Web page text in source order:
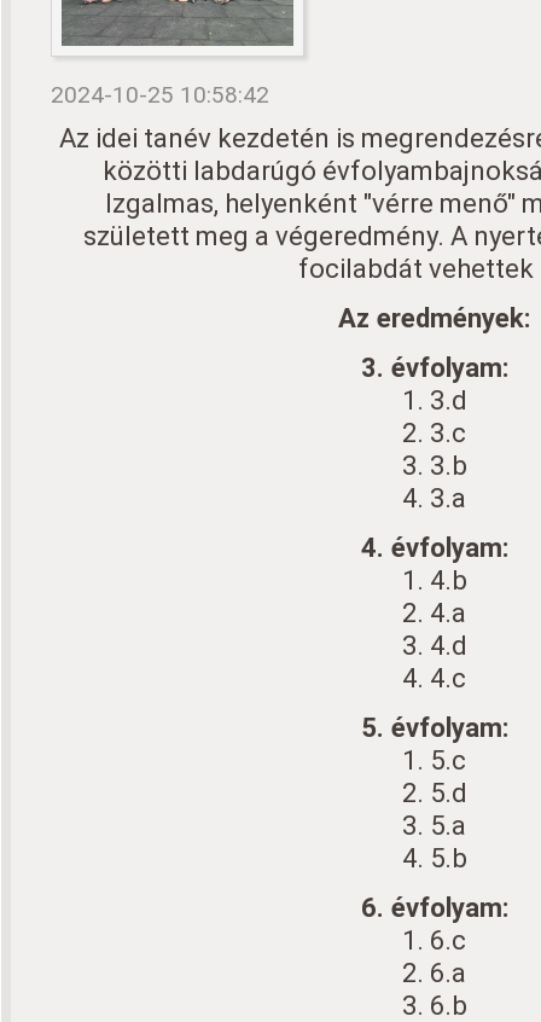
2024-10-25 10:58:42
Az idei tanév kezdetén is
közötti labdarúgó
Izgalmas, helyenként "vérre menő"
született meg a végeredmény. A
focilabdát vehettek
Az eredmények:
3. évfolyam:
1. 3.d
2. 3.c
3. 3.b
4. 3.a
4. évfolyam:
1. 4.b
2. 4.a
3. 4.d
4. 4.c
5. évfolyam:
1. 5.c
2. 5.d
3. 5.a
4. 5.b
6. évfolyam:
1. 6.c
2. 6.a
3. 6.b